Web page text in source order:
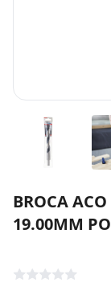
BROCA
19.00MM